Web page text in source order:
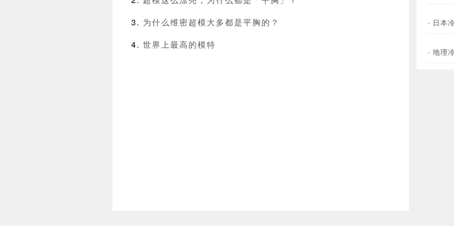
为什么维密超模大多都是平胸的？
世界上最高的模特
· 日本
· 地理